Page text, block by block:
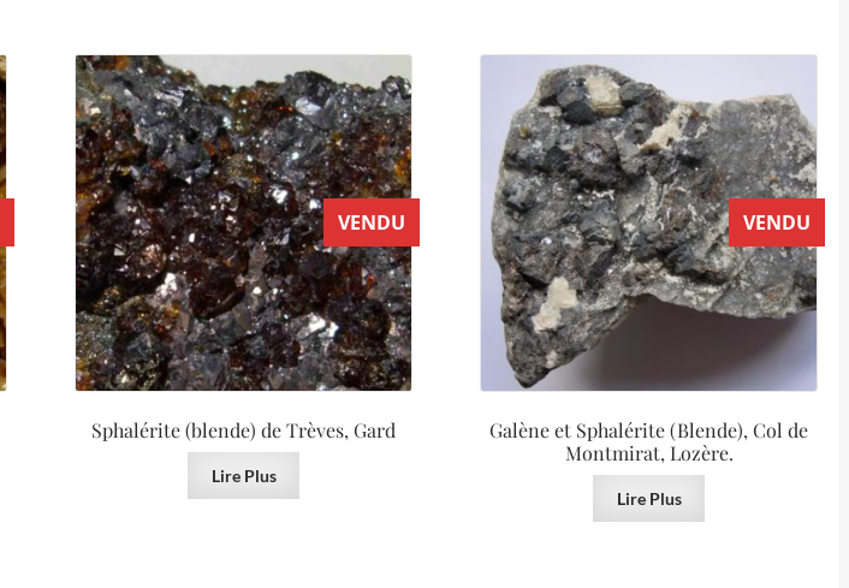
VENDU
Sphalérite (blende) de Trèves, Gard
Lire Plus
VENDU
Galène et Sphalérite (Blende), Col de
Montmirat, Lozère.
Lire Plus